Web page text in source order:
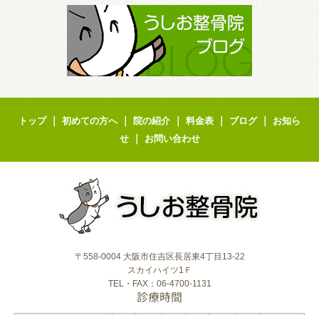
トップ｜ 初めての方へ｜ 院の紹介 ｜ 料金表 ｜ ブログ｜ お知ら
せ｜ お問い合わせ
〒558-0004 大阪市住吉区長居東4丁目13-22
スカイハイツ1Ｆ
TEL・FAX：06-4700-1131
診療時間